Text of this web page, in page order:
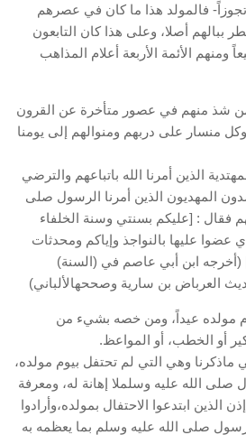
تجوزاً- فالمولد هذا ما كان في عصرهم
ببالهم أصلا، وعلى هذا كان التابعون
ومنهم الأئمة الأربعة أعلام المذاهب
من شذ منهم في عصور متأخرة عن القرون
وكل منسار على دربهم ومنوالهم إلى يومنا
الذين أمرنا الله باتباعهم والترضي
المهديون الذين أمرنا الرسول صلى
فقال : [عليكم بسنتي وسنة الخلفاء
عضوا عليها بالنواجذ وإياكم ومحدثات
(أخرجه ابن أبي عاصم في (السنة)
العرباض بن سارية وصححهالألباني)
مولده عيداً، ومن خصه بشيء من
أو الخطب، أو المواعظ.
ماذكرنا وهي التي لم تحتفل بيوم مولده،
الله عليه وسلملا إهانة له، ومعرفة
الذين ابتدعوا الاحتفال بمولده،وأرادوا
صلى الله عليه وسلم بما يعظمه به